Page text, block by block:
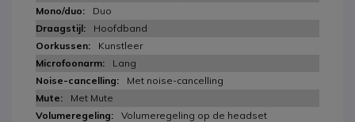
Duo
Hoofdband
Kunstleer
Lang
Met noise-cancelling
Met Mute
Volumeregeling op de headset